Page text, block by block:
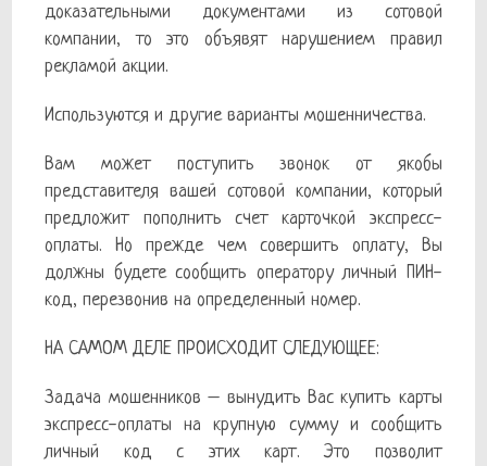
доказательными документами из сотовой
компании, то это объявят нарушением правил
рекламой акции.
Используются и другие варианты мошенничества.
Вам может поступить звонок от якобы
представителя вашей сотовой компании, который
предложит пополнить счет карточкой экспресс-
оплаты. Но прежде чем совершить оплату, Вы
должны будете сообщить оператору личный ПИН-
код, перезвонив на определенный номер.
НА САМОМ ДЕЛЕ ПРОИСХОДИТ СЛЕДУЮЩЕЕ:
Задача мошенников – вынудить Вас купить карты
экспресс-оплаты на крупную сумму и сообщить
личный код с этих карт. Это позволит